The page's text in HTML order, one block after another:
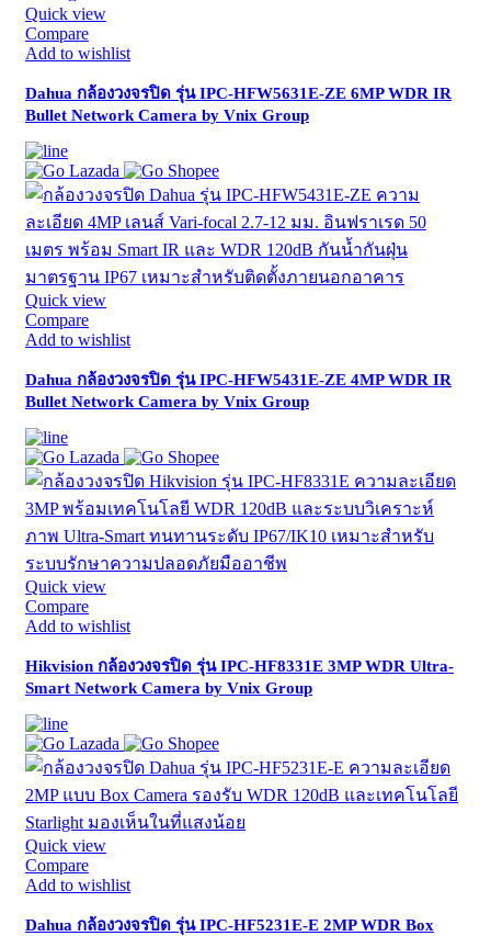
Quick view
Compare
Add to wishlist
Dahua กล้องวงจรปิด รุ่น IPC-HFW5631E-ZE 6MP WDR IR
Bullet Network Camera by Vnix Group
Quick view
Compare
Add to wishlist
Dahua กล้องวงจรปิด รุ่น IPC-HFW5431E-ZE 4MP WDR IR
Bullet Network Camera by Vnix Group
Quick view
Compare
Add to wishlist
Hikvision กล้องวงจรปิด รุ่น IPC-HF8331E 3MP WDR Ultra-
Smart Network Camera by Vnix Group
Quick view
Compare
Add to wishlist
Dahua กล้องวงจรปิด รุ่น IPC-HF5231E-E 2MP WDR Box